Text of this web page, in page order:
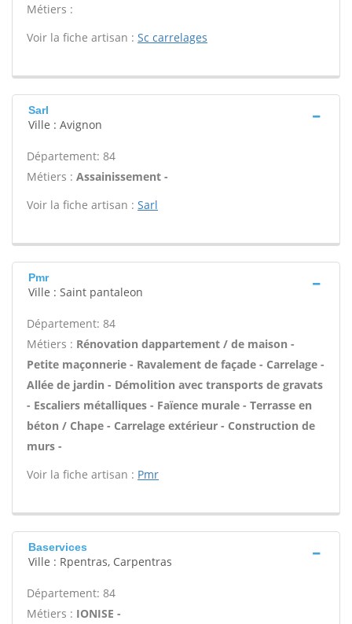
Métiers :
Voir la fiche artisan : Sc carrelages
Sarl
Ville : Avignon
Département: 84
Métiers : Assainissement -
Voir la fiche artisan : Sarl
Pmr
Ville : Saint pantaleon
Département: 84
Métiers : Rénovation dappartement / de maison -
Petite maçonnerie - Ravalement de façade - Carrelage -
Allée de jardin - Démolition avec transports de gravats
- Escaliers métalliques - Faïence murale - Terrasse en
béton / Chape - Carrelage extérieur - Construction de
murs -
Voir la fiche artisan : Pmr
Baservices
Ville : Rpentras, Carpentras
Département: 84
Métiers : IONISE -